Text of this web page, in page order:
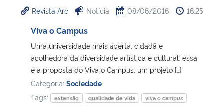
Ministério da Cidadania
Ministério de Minas e Energia
Ministério da Ciência, Tecnologia, Inovações e Comunicações
Revista Arc Notícia 08/06/2016 16:25
Viva o Campus
Uma universidade mais aberta, cidadã e
acolhedora da diversidade artística e cultural: essa
é a proposta do Viva o Campus, um projeto […]
Categoria: Sociedade
Tags:
extensão qualidade de vida viva o campus